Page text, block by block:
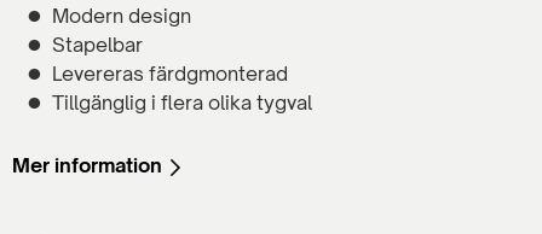
Modern design
Stapelbar
Levereras färdgmonterad
Tillgänglig i flera olika tygval
Mer information